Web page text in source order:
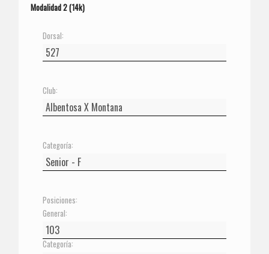
Modalidad 2 (14k)
Dorsal:
Club:
Categoría:
Posiciones:
General:
Categoría: